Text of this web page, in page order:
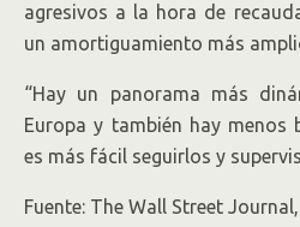
agresivos a la hora de
un amortiguamiento más
“Hay un panorama más
Europa y también hay menos
es más fácil seguirlos y
Fuente: The Wall Street